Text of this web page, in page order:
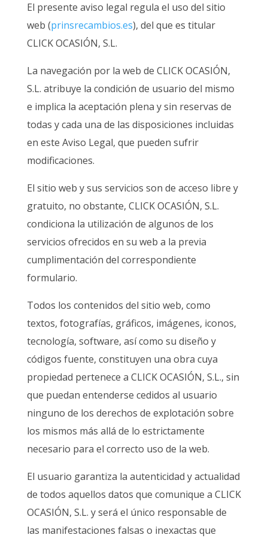
El presente aviso legal regula el uso del sitio
web (prinsrecambios.es), del que es titular
CLICK OCASIÓN, S.L.
La navegación por la web de CLICK OCASIÓN,
S.L. atribuye la condición de usuario del mismo
e implica la aceptación plena y sin reservas de
todas y cada una de las disposiciones incluidas
en este Aviso Legal, que pueden sufrir
modificaciones.
El sitio web y sus servicios son de acceso libre y
gratuito, no obstante, CLICK OCASIÓN, S.L.
condiciona la utilización de algunos de los
servicios ofrecidos en su web a la previa
cumplimentación del correspondiente
formulario.
Todos los contenidos del sitio web, como
textos, fotografías, gráficos, imágenes, iconos,
tecnología, software, así como su diseño y
códigos fuente, constituyen una obra cuya
propiedad pertenece a CLICK OCASIÓN, S.L., sin
que puedan entenderse cedidos al usuario
ninguno de los derechos de explotación sobre
los mismos más allá de lo estrictamente
necesario para el correcto uso de la web.
El usuario garantiza la autenticidad y actualidad
de todos aquellos datos que comunique a CLICK
OCASIÓN, S.L. y será el único responsable de
las manifestaciones falsas o inexactas que